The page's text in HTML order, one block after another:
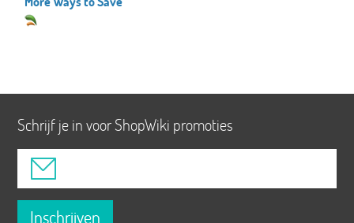
Schrijf je in voor ShopWiki promoties
Inschrijven